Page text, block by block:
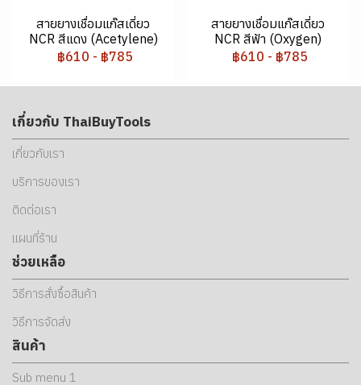
สายยางเชื่อมแก๊สเดี่ยว
NCR สีแดง (Acetylene)
฿610 - ฿785
สายยางเชื่อมแก๊สเดี่ยว
NCR สีฟ้า (Oxygen)
฿610 - ฿785
เกี่ยวกับ ThaiBuyTools
เกี่ยวกับเรา
บริการของเรา
ติดต่อเรา
แผนที่ร้าน
ช่วยเหลือ
วิธีการสั่งซื้อสินค้า
วิธีการจัดส่ง
สินค้า
Sub menu 1